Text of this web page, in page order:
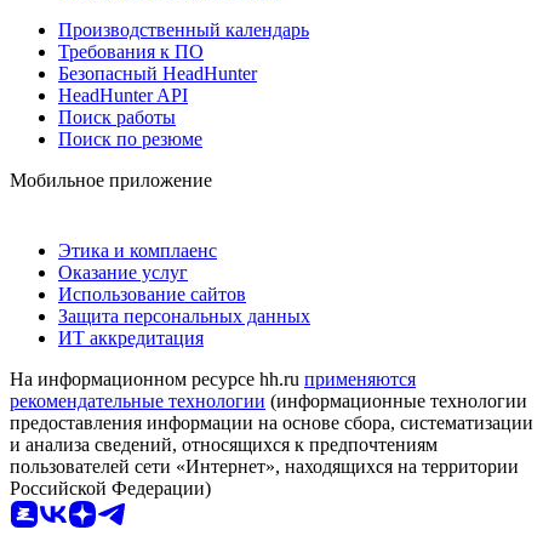
Производственный календарь
Требования к ПО
Безопасный HeadHunter
HeadHunter API
Поиск работы
Поиск по резюме
Мобильное приложение
Этика и комплаенс
Оказание услуг
Использование сайтов
Защита персональных данных
ИТ аккредитация
На информационном ресурсе hh.ru применяются
рекомендательные технологии (информационные технологии
предоставления информации на основе сбора, систематизации
и анализа сведений, относящихся к предпочтениям
пользователей сети «Интернет», находящихся на территории
Российской Федерации)